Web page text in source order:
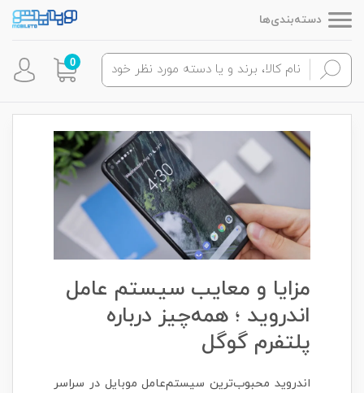
دسته‌بندی‌ها
0
مزایا و معایب سیستم عامل
اندروید ؛ همه‌چیز درباره
پلتفرم گوگل
اندروید محبوب‌ترین سیستم‌عامل موبایل در سراسر